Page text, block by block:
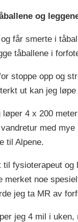
og
får smerte i
tåballene i
stoppe opp og
ut kan jeg
løper 4 x 200
med
til Alpene.
til fysioterapeut
merket noe
jeg ta MR av
jeg 4 mil i uken,